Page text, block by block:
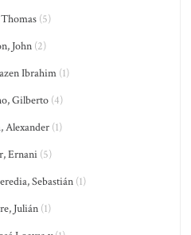
(5)
John (2)
Ibrahim (1)
Gilberto (4)
Alexander(1)
Ernani (5)
Sebastián(1)
Julián(1)